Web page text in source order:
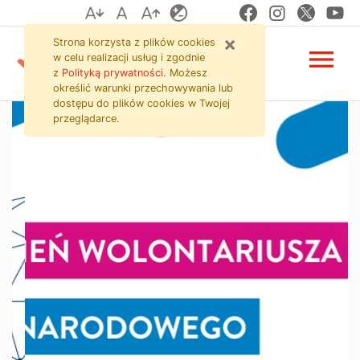
Strona główna
Przejdź do zawartości strony
Przejdź do menu
Przejdź do wyszukiwarki
×
Strona korzysta z plików cookies
w celu realizacji usług i zgodnie
z Polityką prywatności. Możesz
określić warunki przechowywania lub
dostępu do plików cookies w Twojej
przeglądarce.
menu